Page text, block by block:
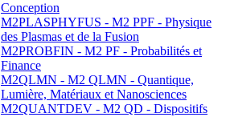
Conception
M2PLASPHYFUS - M2 PPF - Physique
des Plasmas et de la Fusion
M2PROBFIN - M2 PF - Probabilités et
Finance
M2QLMN - M2 QLMN - Quantique,
Lumière, Matériaux et Nanosciences
M2QUANTDEV - M2 QD - Dispositifs